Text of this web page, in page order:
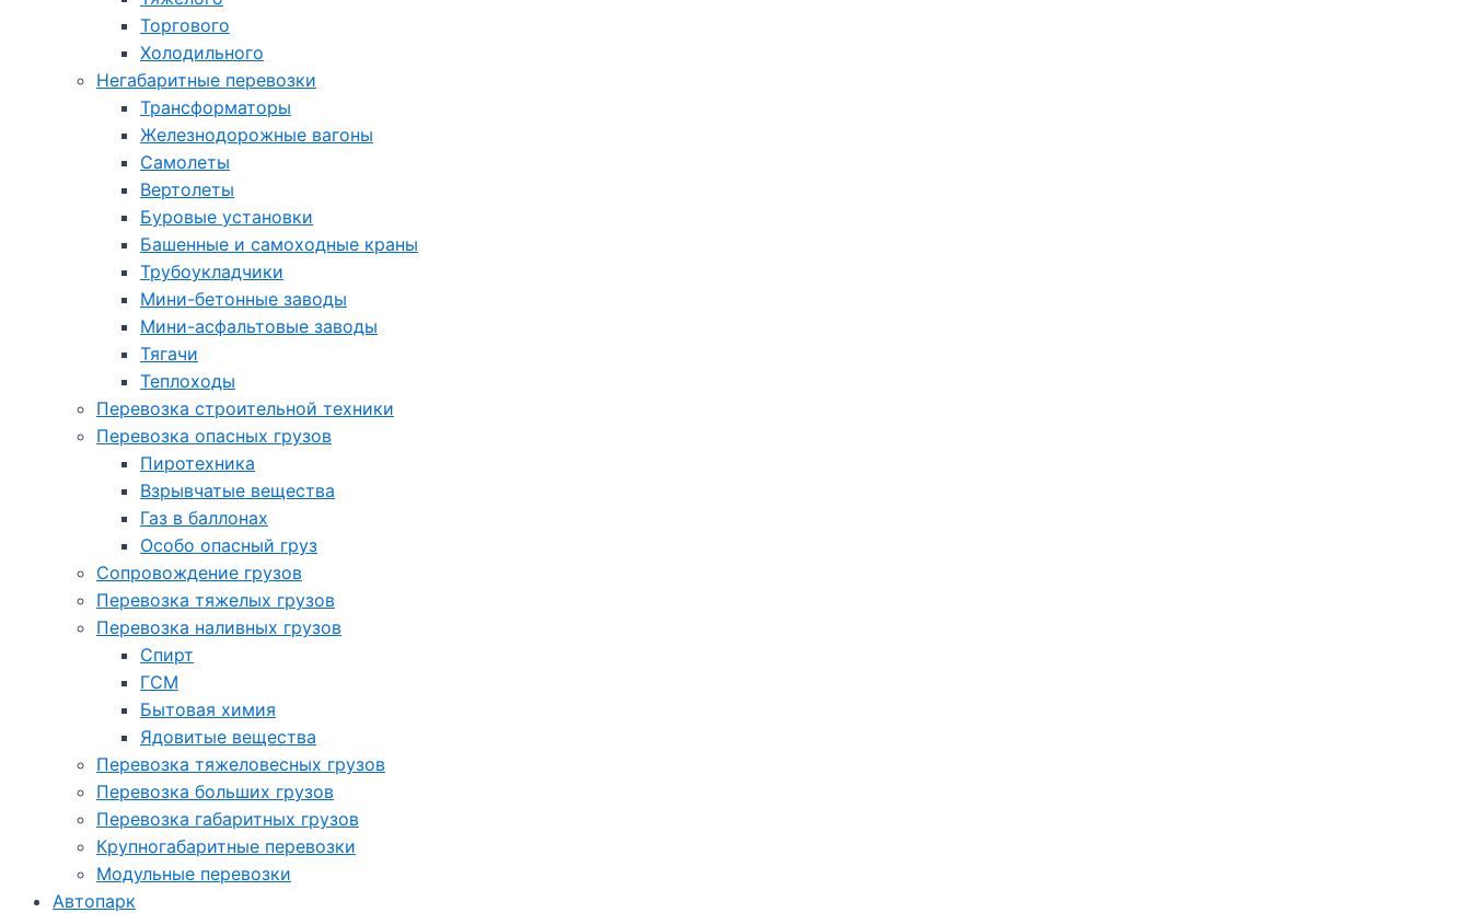
Торгового
Холодильного
Негабаритные перевозки
Трансформаторы
Железнодорожные вагоны
Самолеты
Вертолеты
Буровые установки
Башенные и самоходные краны
Трубоукладчики
Мини-бетонные заводы
Мини-асфальтовые заводы
Тягачи
Теплоходы
Перевозка строительной техники
Перевозка опасных грузов
Пиротехника
Взрывчатые вещества
Газ в баллонах
Особо опасный груз
Cопровождение грузов
Перевозка тяжелых грузов
Перевозка наливных грузов
Спирт
ГСМ
Бытовая химия
Ядовитые вещества
Перевозка тяжеловесных грузов
Перевозка больших грузов
Перевозка габаритных грузов
Крупногабаритные перевозки
Модульные перевозки
Автопарк